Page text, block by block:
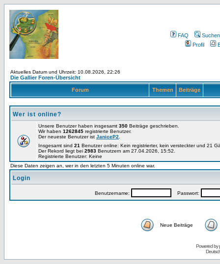
FAQ
Suchen
Profil
Aktuelles Datum und Uhrzeit: 10.08.2026, 22:26
Die Gallier Foren-Übersicht
Forum Themen Beiträge
Wer ist online?
Unsere Benutzer haben insgesamt 350 Beiträge geschrieben.
Wir haben 1262845 registrierte Benutzer.
Der neueste Benutzer ist JaniceP2
Insgesamt sind 21 Benutzer online: Kein registrierter, kein versteckter und 21
Der Rekord liegt bei 2983 Benutzern am 27.04.2026, 15:52.
Registrierte Benutzer: Keine
Diese Daten zeigen an, wer in den letzten 5 Minuten online war.
Login
Benutzername: Passwort:
Neue Beiträge
Powered by